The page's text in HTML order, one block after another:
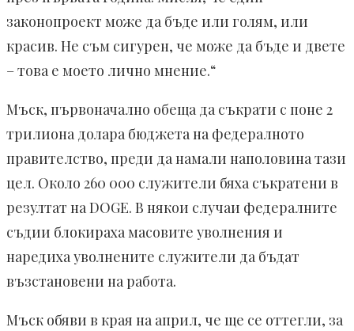
законопроект може да бъде или голям, или
красив. Не съм сигурен, че може да бъде и двете
– това е моето лично мнение.“
Мъск, първоначално обеща да съкрати с поне 2
трилиона долара бюджета на федералното
правителство, преди да намали наполовина тази
цел. Около 260 000 служители бяха съкратени в
резултат на DOGE. В някои случаи федералните
съдии блокираха масовите уволнения и
наредиха уволнените служители да бъдат
възстановени на работа.
Мъск обяви в края на април, че ще се оттегли, за